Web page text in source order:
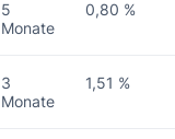
5
Monate
0,80 %
3
Monate
1,51 %